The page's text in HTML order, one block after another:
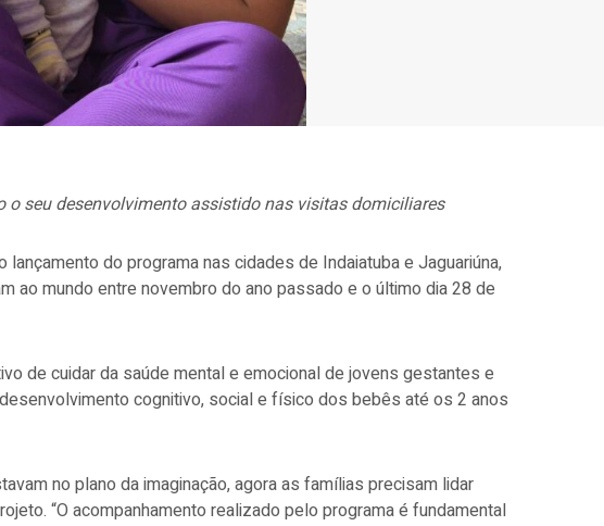
seu desenvolvimento assistido nas visitas domiciliares
lançamento do programa nas cidades de Indaiatuba e Jaguariúna,
ao mundo entre novembro do ano passado e o último dia 28 de
de cuidar da saúde mental e emocional de jovens gestantes e
cognitivo, social e físico dos bebês até os 2 anos
no plano da imaginação, agora as famílias precisam lidar
“O acompanhamento realizado pelo programa é fundamental